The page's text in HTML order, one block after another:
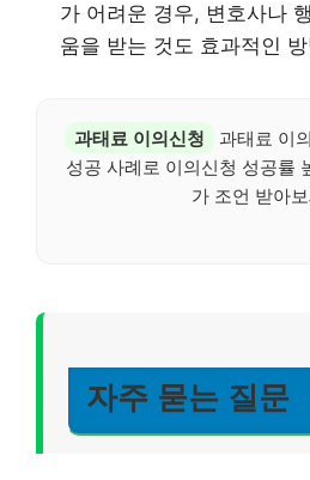
가 어려운 경우, 변호사나
움을 받는 것도 효과적인
과태료 이의신청
과태료 이
성공 사례로 이의신청 성공률
가 조언 받아
자주 묻는 질문